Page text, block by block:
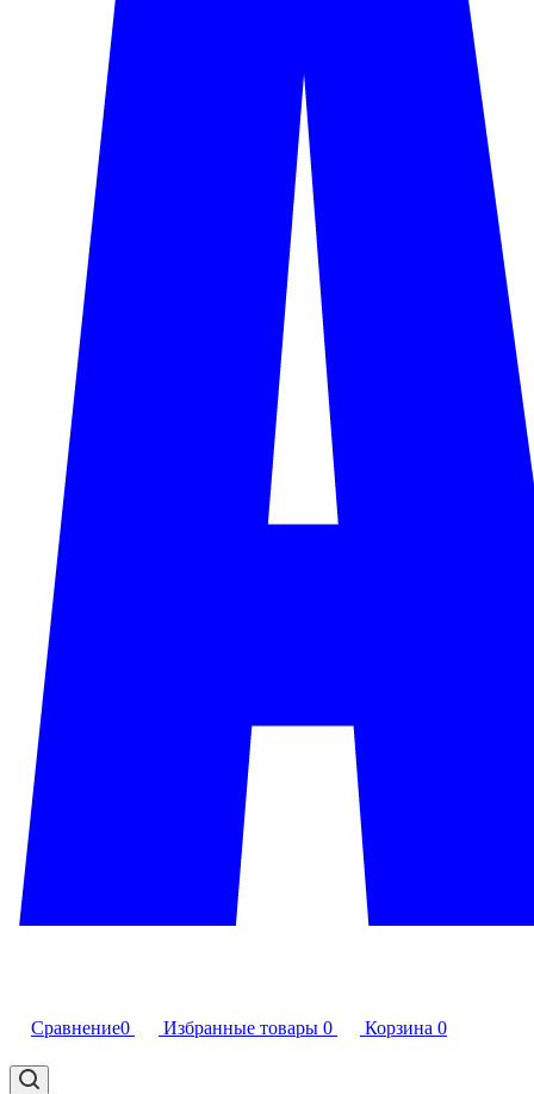
Сравнение0 Избранные товары 0 Корзина 0